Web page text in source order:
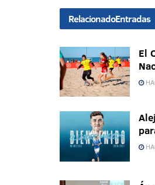
RelacionadoEntradas
El